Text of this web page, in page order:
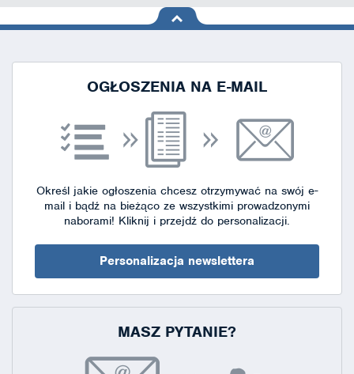
na górę
OGŁOSZENIA NA E-MAIL
Określ jakie ogłoszenia chcesz otrzymywać na swój e-
mail i bądź na bieżąco ze wszystkimi prowadzonymi
naborami! Kliknij i przejdź do personalizacji.
Personalizacja newslettera
MASZ PYTANIE?